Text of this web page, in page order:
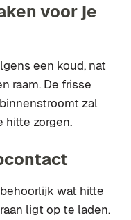
voor je
een koud, nat
raam. De frisse
zal
hitte zorgen.
wat hitte
ligt op te laden.